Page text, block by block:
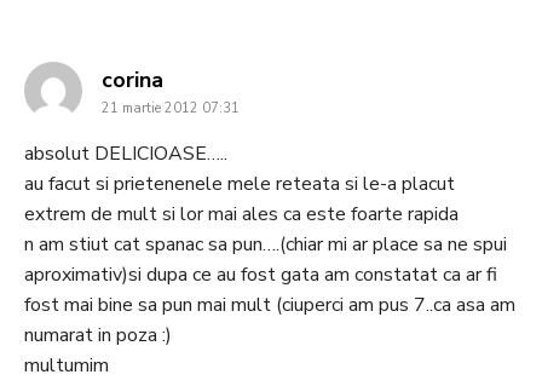
corina
21 martie 2012 07:31
absolut DELICIOASE…..
au facut si prietenenele mele reteata si le-a placut
extrem de mult si lor mai ales ca este foarte rapida
n am stiut cat spanac sa pun….(chiar mi ar place sa ne spui
aproximativ)si dupa ce au fost gata am constatat ca ar fi
fost mai bine sa pun mai mult (ciuperci am pus 7..ca asa am
numarat in poza :)
multumim